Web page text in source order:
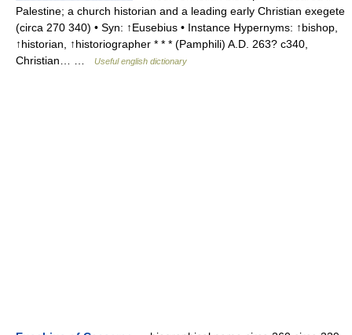
Palestine; a church historian and a leading early Christian exegete
(circa 270 340) • Syn: ↑Eusebius • Instance Hypernyms: ↑bishop,
↑historian, ↑historiographer * * * (Pamphili) A.D. 263? c340,
Christian… …
Useful english dictionary